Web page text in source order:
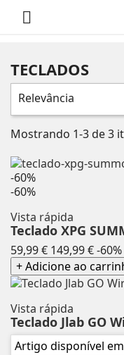

TECLADOS
Relevância
Mostrando 1-3 de 3
-60%
-60%
Vista rápida
Teclado XPG
59,99 € Preço
normal
149,99 €-60%
+ Adicione ao
Vista rápida
Teclado Jlab GO
Artigo disponível